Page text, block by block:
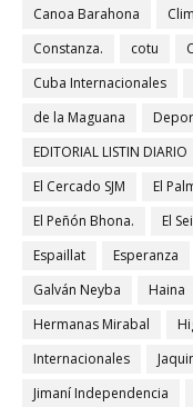
Canoa Barahona
Constanza.
cotu
Cuba Internacionales
de la Maguana
EDITORIAL LISTIN DIARIO
El Cercado SJM
El
El Peñón Bhona.
El
Espaillat
Esperanza
Galván Neyba
Haina
Hermanas Mirabal
Internacionales
Jimaní Independencia